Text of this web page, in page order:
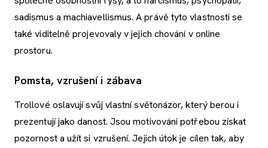
sadismus a machiavellismus. A právě tyto vlastnosti se
také viditelně projevovaly v jejich chování v online
prostoru.
Pomsta, vzrušení i zábava
Trollové oslavují svůj vlastní světonázor, který berou i
prezentují jako danost. Jsou motivováni potřebou získat
pozornost a užít si vzrušení. Jejich útok je cílen tak, aby